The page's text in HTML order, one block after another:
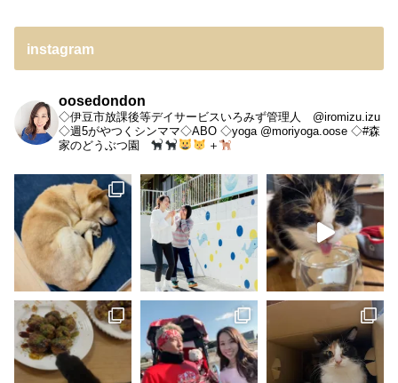
instagram
oosedondon
◇伊豆市放課後等デイサービスいろみず管理人 @iromizu.izu
◇週5がやつくシンママ◇ABO ◇yoga @moriyoga.oose ◇#森
家のどうぶつ園
＋